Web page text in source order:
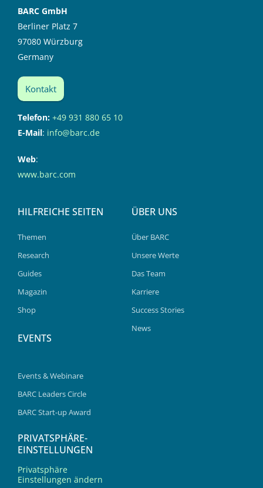
BARC GmbH
Berliner Platz 7
97080 Würzburg
Germany
Kontakt
Telefon: +49 931 880 65 10
E-Mail: info@barc.de
Web:
www.barc.com
HILFREICHE SEITEN
Themen
Research
Guides
Magazin
Shop
EVENTS
Events & Webinare
BARC Leaders Circle
BARC Start-up Award
ÜBER UNS
Über BARC
Unsere Werte
Das Team
Karriere
Success Stories
News
PRIVATSPHÄRE-
EINSTELLUNGEN
Privatsphäre
Einstellungen ändern